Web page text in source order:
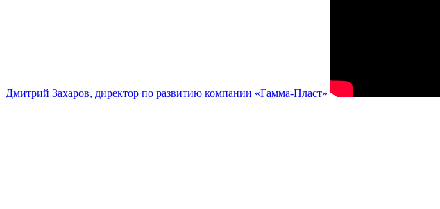
Дмитрий Захаров, директор по развитию компании «Гамма-Пласт»